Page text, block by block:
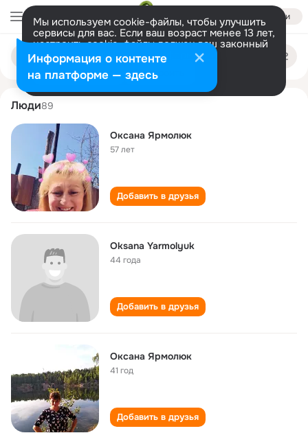
Войти
Мы используем cookie-файлы, чтобы улучшить
сервисы для вас. Если ваш возраст менее 13 лет,
настроить cookie-файлы должен ваш законный
представитель. Больше информации
Разрешить все Настроить
Поиск
людям
oksana yarmolyuk
Люди89
Оксана Ярмолюк
57 лет
Добавить в друзья
Oksana Yarmolyuk
44 года
Добавить в друзья
Оксана Ярмолюк
41 год
Добавить в друзья
Информация о контенте
на платформе — здесь